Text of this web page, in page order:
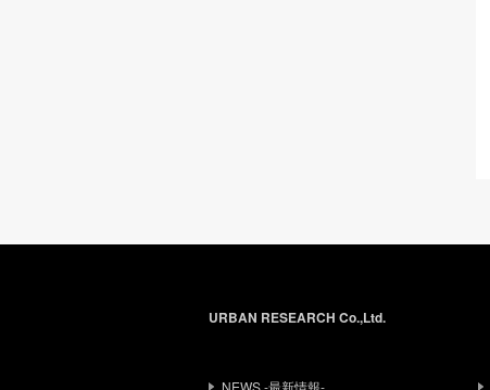
URBAN RESEARCH Co.,Ltd.
NEWS -最新情報-